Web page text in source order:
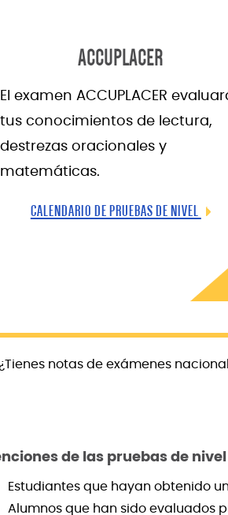
ACCUPLACER
El examen ACCUPLACER
tus conocimientos de lectura,
destrezas oracionales y
matemáticas.
CALENDARIO DE PRUEBAS DE NIVEL
notas de exámenes
de las pruebas de nivel
Estudiantes que hayan obtenido
Alumnos que han sido evaluados